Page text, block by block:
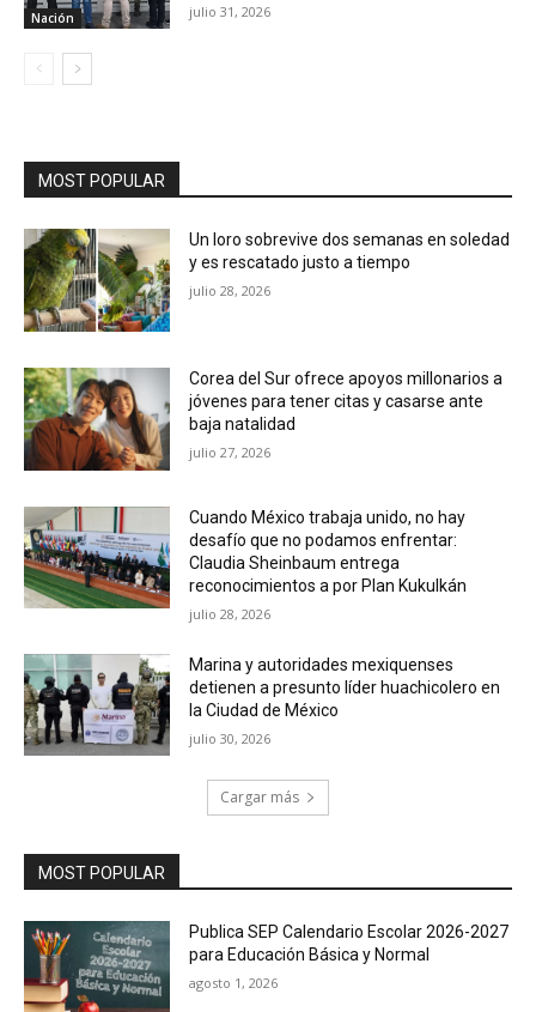
Nación julio 31, 2026
MOST POPULAR
Un loro sobrevive dos semanas en soledad
y es rescatado justo a tiempo
julio 28, 2026
Corea del Sur ofrece apoyos millonarios a
jóvenes para tener citas y casarse ante
baja natalidad
julio 27, 2026
Cuando México trabaja unido, no hay
desafío que no podamos enfrentar:
Claudia Sheinbaum entrega
reconocimientos a por Plan Kukulkán
julio 28, 2026
Marina y autoridades mexiquenses
detienen a presunto líder huachicolero en
la Ciudad de México
julio 30, 2026
Cargar más
MOST POPULAR
Publica SEP Calendario Escolar 2026-2027
para Educación Básica y Normal
agosto 1, 2026